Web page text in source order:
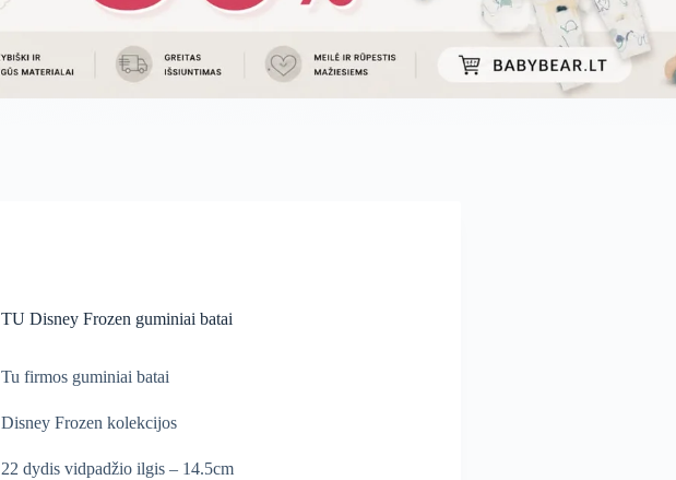
TU Disney Frozen guminiai batai
Tu firmos guminiai batai
Disney Frozen kolekcijos
22 dydis vidpadžio ilgis – 14.5cm